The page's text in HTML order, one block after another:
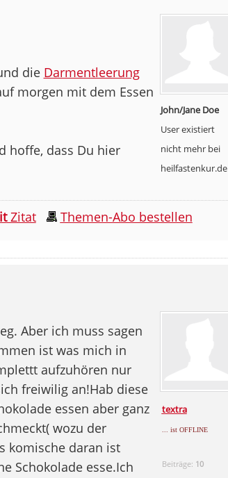
John/Jane Doe
User existiert
nicht mehr bei
heilfastenkur.de
die Darmentleerung
morgen mit dem Essen
hoffe, dass Du hier
Zitat Themen-Abo bestellen
textra
... ist OFFLINE
Beiträge: 10
Aber ich muss sagen
ist was mich in
aufzuhören nur
freiwilig an!Hab diese
essen aber ganz
wozu der
komische daran ist
Schokolade esse.Ich